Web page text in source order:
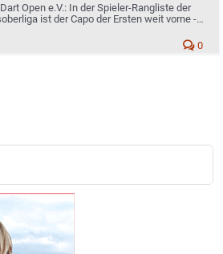
Open e.V.: In der Spieler-Rangliste der
ist der Capo der Ersten weit vorne -
0